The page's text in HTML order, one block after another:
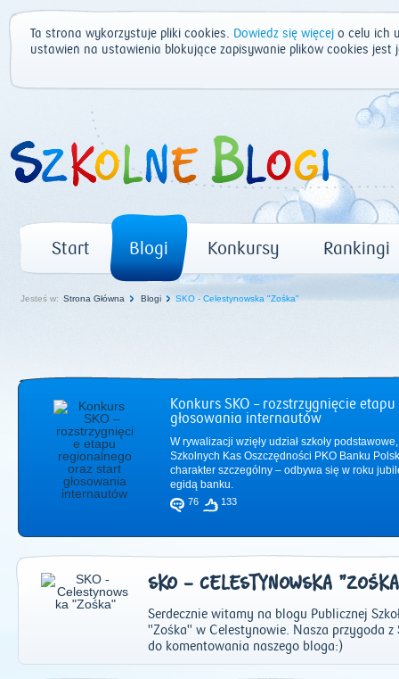
Ta strona wykorzystuje pliki cookies. Dowiedz się więcej o celu ich
ustawień na ustawienia blokujące zapisywanie plików cookies
Start Blogi Konkursy Rankingi
Jesteś w: Strona Główna Blogi SKO - Celestynowska "Zośka"
Konkurs SKO – rozstrzygnięcie
głosowania internautów
W rywalizacji wzięły udział szkoły
Szkolnych Kas Oszczędności PKO Banku
charakter szczególny – odbywa się w roku
egidą banku.
76 133
SKO - CELESTYNOWSKA
Serdecznie witamy na blogu Publicznej
"Zośka" w Celestynowie. Nasza przygoda
do komentowania naszego bloga:)